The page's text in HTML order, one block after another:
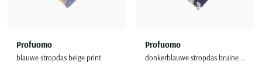
Profuomo
blauwe stropdas beige print
Profuomo
donkerblauwe stropdas bruine bloemen print